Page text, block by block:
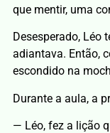
que mentir, uma
Desesperado, Léo
adiantava. Então,
escondido na
Durante a aula, a
— Léo, fez a lição